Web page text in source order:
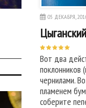
05 ДЕКАБРЯ,
Вот два
поклонников
чернилами.
пламенем
соберите